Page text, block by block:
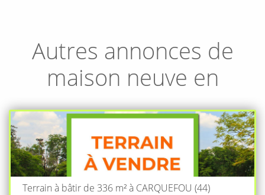
Autres annonces de
maison neuve en
Terrain à bâtir de 336 m² à CARQUEFOU (44)